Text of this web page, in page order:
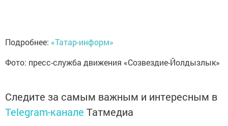
Подробнее: «Татар-информ»
Фото: пресс-служба движения «Созвездие-Йолдызлык»
Следите за самым важным и интересным в
Telegram-канале Татмедиа